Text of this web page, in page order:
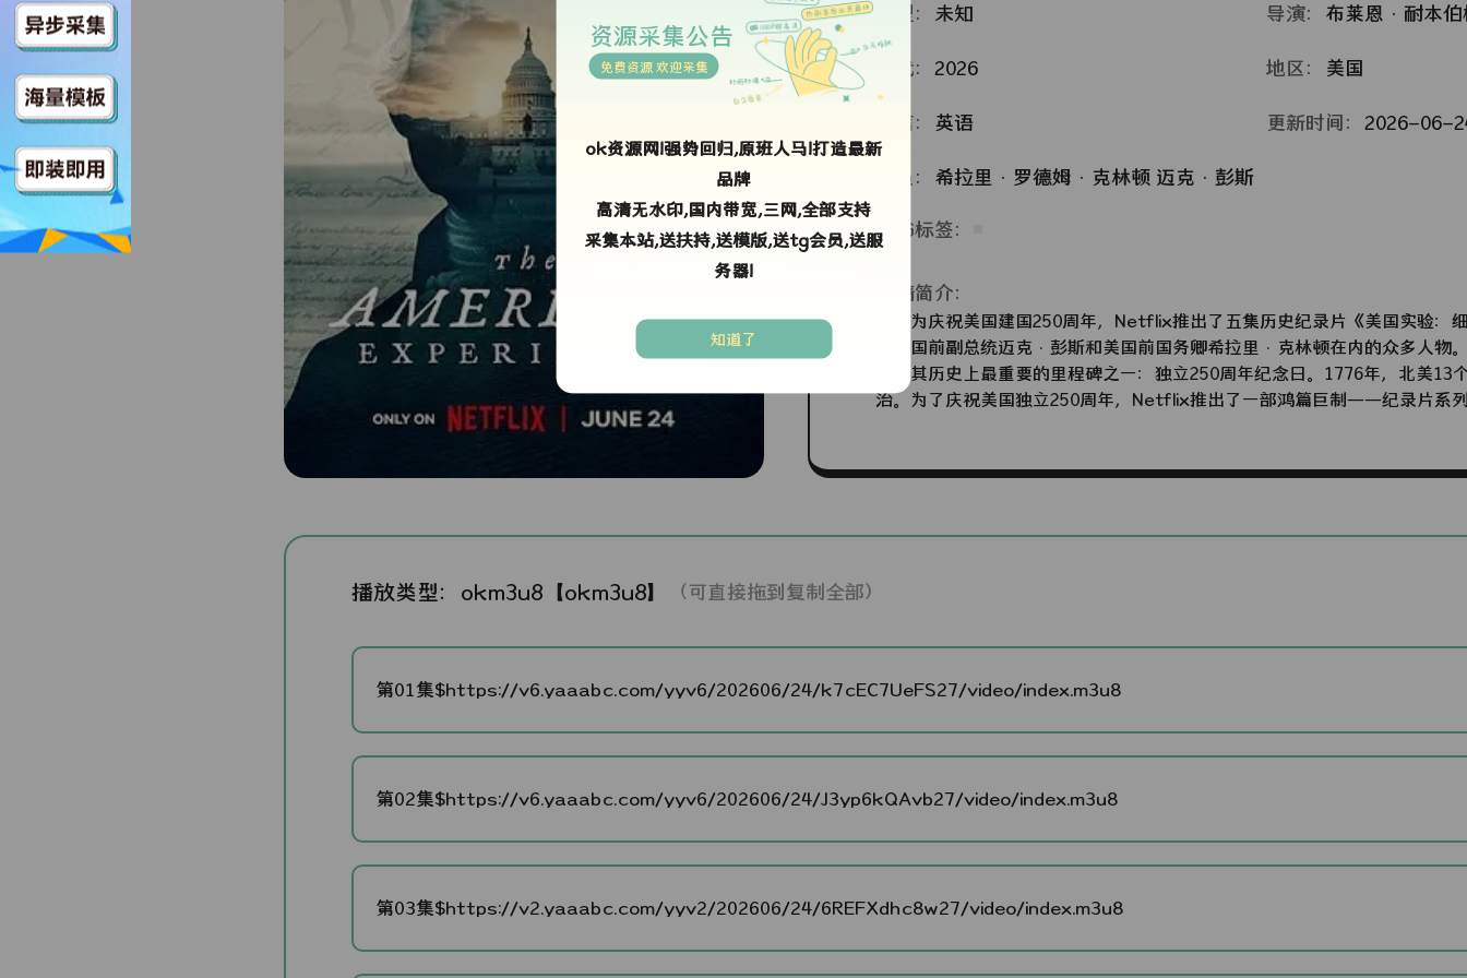
类型： 未知 导演： 布莱恩·耐本伯
年代： 2026 地区： 美国
语言： 英语 更新时间： 2026-06-
演员： 希拉里·罗德姆·克林顿 迈克·彭斯
TAG标签：
剧情简介：
为庆祝美国建国250周年，Netflix推出了五集历史纪录片《美国实验：
括美国前副总统迈克·彭斯和美国前国务卿希拉里·克林顿在内的众多人物
迎来其历史上最重要的里程碑之一：独立250周年纪念日。1776年，北美13
治。为了庆祝美国独立250周年，Netflix推出了一部鸿篇巨制——纪录片系
最出名的是他拍摄的纪录片，这些纪录片探讨了美国历史上一些最关键的时
播放类型： okm3u8【okm3u8】 （可直接拖到复制全部）
第01集$https://v6.yaaabc.com/yyv6/202606/24/k7cEC7UeFS27/video/index.m3u8
第02集$https://v6.yaaabc.com/yyv6/202606/24/J3yp6kQAvb27/video/index.m3u8
第03集$https://v2.yaaabc.com/yyv2/202606/24/6REFXdhc8w27/video/index.m3u8
资源采集公告
免费资源 欢迎采集
ok资源网!强势回归,原班人马!打造最新
品牌
高清无水印,国内带宽,三网,全部支持
采集本站,送扶持,送模版,送tg会员,送服
务器!
知道了